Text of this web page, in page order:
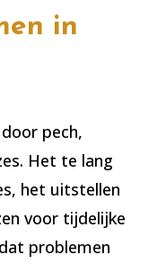
in
pech,
Het te lang
het uitstellen
voor tijdelijke
problemen